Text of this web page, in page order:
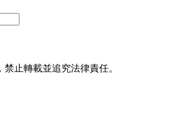
止轉載並追究法律責任。